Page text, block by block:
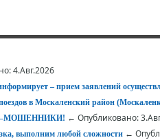
4.Авг.2026
– прием заявлений
в Москаленский район
← Опубликовано:
выполним любой сложности ←